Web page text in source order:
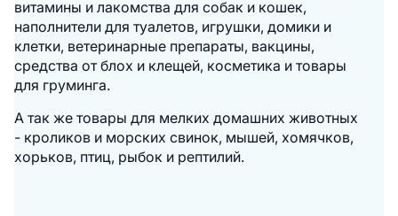
витамины и лакомства для собак и кошек,
наполнители для туалетов, игрушки, домики и
клетки, ветеринарные препараты, вакцины,
средства от блох и клещей, косметика и товары
для груминга.
А так же товары для мелких домашних животных
- кроликов и морских свинок, мышей, хомячков,
хорьков, птиц, рыбок и рептилий.